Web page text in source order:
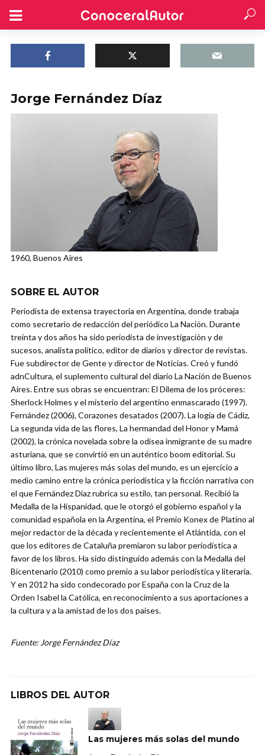
Jorge Fernández Díaz
1960, Buenos Aires
SOBRE EL AUTOR
Periodista de extensa trayectoria en Argentina, donde trabaja
como secretario de redacción del periódico La Nación. Durante
treinta y dos años ha sido periodista de investigación y de
sucesos, analista político, editor de diarios y director de revistas.
Fue subdirector de Gente y director de Noticias. Creó y fundó
adnCultura, el suplemento cultural del diario La Nación de Buenos
Aires. Entre sus obras se encuentran: El Dilema de los próceres:
Sherlock Holmes y el misterio del argentino enmascarado (1997).
Fernández (2006), Corazones desatados (2007). La logia de Cádiz,
La segunda vida de las flores, La hermandad del Honor y Mamá
(2002), la crónica novelada sobre la odisea inmigrante de su madre
asturiana, que se convirtió en un auténtico boom editorial. Su
último libro, Las mujeres más solas del mundo, es un ejercicio a
medio camino entre la crónica periodística y la ficción narrativa con
el que Fernández Díaz rubrica su estilo, tan personal. Recibió la
Medalla de la Hispanidad, que le otorgó el gobierno español y la
comunidad española en la Argentina, el Premio Konex de Platino al
mejor redactor de la década y recientemente el Atlántida, con el
que los editores de Cataluña premiaron su labor periodística a
favor de los libros. Ha sido distinguido además con la Medalla del
Bicentenario (2010) como premio a su labor periodística y literaria.
Y en 2012 ha sido condecorado por España con la Cruz de la
Orden Isabel la Católica, en reconocimiento a sus aportaciones a
la cultura y a la amistad de los dos países.
Fuente: Jorge Fernández Díaz
LIBROS DEL AUTOR
Las mujeres más solas del mundo